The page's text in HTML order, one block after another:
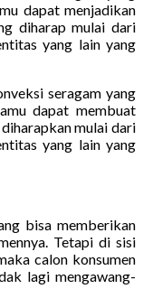
dapat menjadikan
diharap mulai dari
yang lain yang
seragam yang
dapat membuat
mulai dari
yang lain yang
bisa memberikan
Tetapi di sisi
calon konsumen
lagi mengawang-